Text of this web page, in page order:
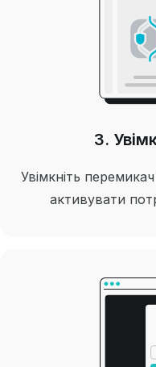
3.
Увімкніть
активувати